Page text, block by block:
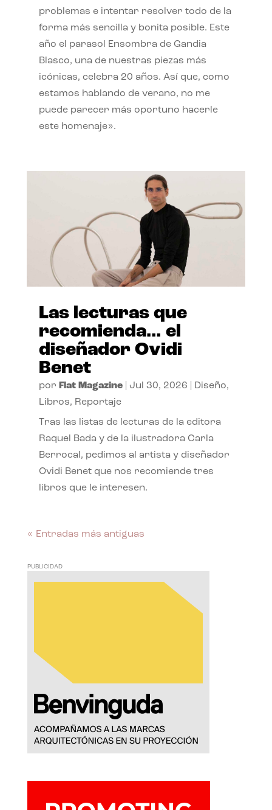
problemas e intentar resolver todo de la
forma más sencilla y bonita posible. Este
año el parasol Ensombra de Gandia
Blasco, una de nuestras piezas más
icónicas, celebra 20 años. Así que, como
estamos hablando de verano, no me
puede parecer más oportuno hacerle
este homenaje».
Las lecturas que
recomienda… el
diseñador Ovidi
Benet
por Flat Magazine| Jul 30, 2026 Diseño,
Libros, Reportaje
Tras las listas de lecturas de la editora
Raquel Bada y de la ilustradora Carla
Berrocal, pedimos al artista y diseñador
Ovidi Benet que nos recomiende tres
libros que le interesen.
« Entradas más antiguas
PUBLICIDAD